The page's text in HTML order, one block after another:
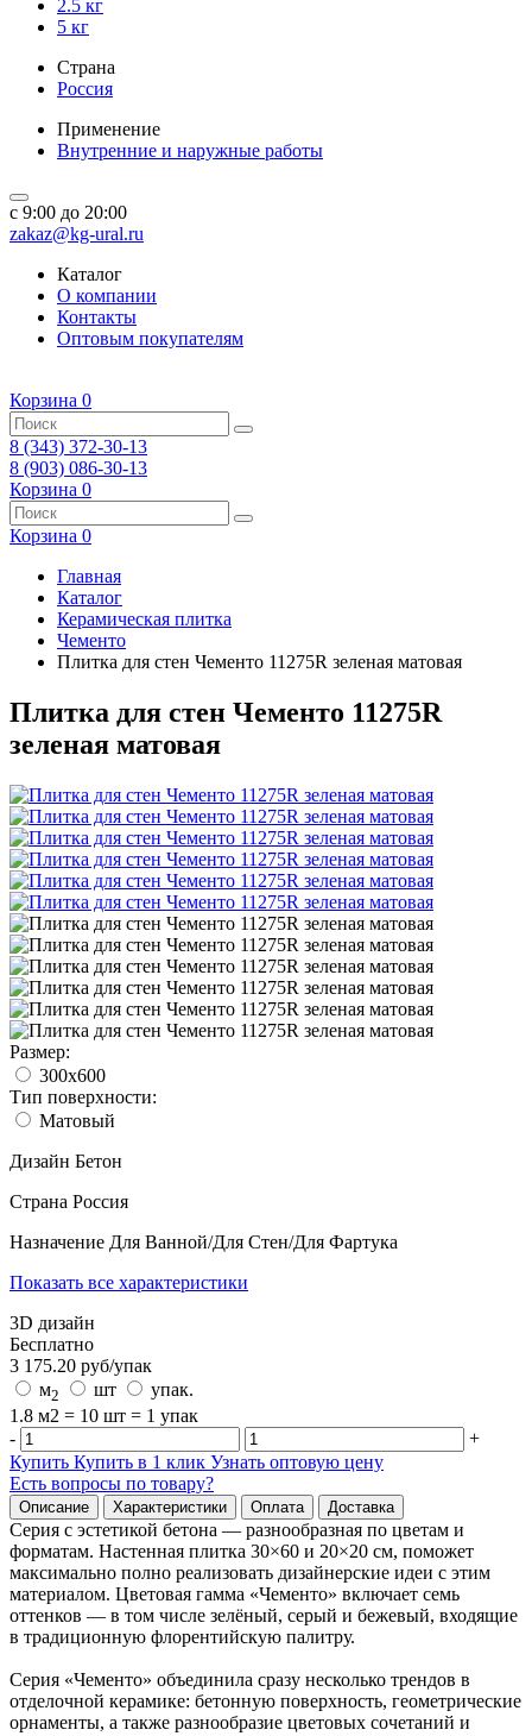
2.5 кг
5 кг
Страна
Россия
Применение
Внутренние и наружные работы
c 9:00 до 20:00
zakaz@kg-ural.ru
Каталог
О компании
Контакты
Оптовым покупателям
Корзина 0
8 (343) 372-30-13
8 (903) 086-30-13
Корзина 0
Корзина 0
Главная
Каталог
Керамическая плитка
Чементо
Плитка для стен Чементо 11275R зеленая матовая
Плитка для стен Чементо 11275R
зеленая матовая
Размер:
300x600
Тип поверхности:
Матовый
Дизайн Бетон
Страна Россия
Назначение Для Ванной/Для Стен/Для Фартука
Показать все характеристики
3D дизайн
Бесплатно
3 175.20 руб/упак
м2 шт
упак.
1.8 м2 = 10 шт = 1 упак
-
+
Купить Купить в 1 клик Узнать оптовую цену
Есть вопросы по товару?
Описание Характеристики Оплата Доставка
Серия с эстетикой бетона — разнообразная по цветам и
форматам. Настенная плитка 30×60 и 20×20 см, поможет
максимально полно реализовать дизайнерские идеи с этим
материалом. Цветовая гамма «Чементо» включает семь
оттенков — в том числе зелёный, серый и бежевый, входящие
в традиционную флорентийскую палитру.
Серия «Чементо» объединила сразу несколько трендов в
отделочной керамике: бетонную поверхность, геометрические
орнаменты, а также разнообразие цветовых сочетаний и